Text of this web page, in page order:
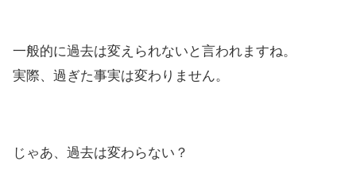
一般的に過去は変えられないと言われますね。
実際、過ぎた事実は変わりません。
じゃあ、過去は変わらない？